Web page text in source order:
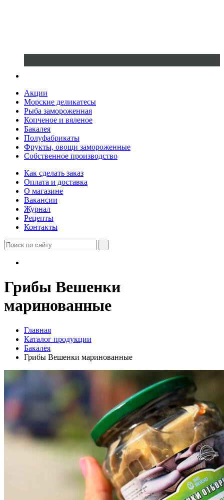
Акции
Морские деликатесы
Рыба замороженная
Копченое и вяленое
Бакалея
Полуфабрикаты
Фрукты, овощи замороженные
Собственное производство
Как сделать заказ
Оплата и доставка
О магазине
Вакансии
Журнал
Рецепты
Контакты
Грибы Вешенки
маринованные
Главная
Каталог продукции
Бакалея
Грибы Вешенки маринованные